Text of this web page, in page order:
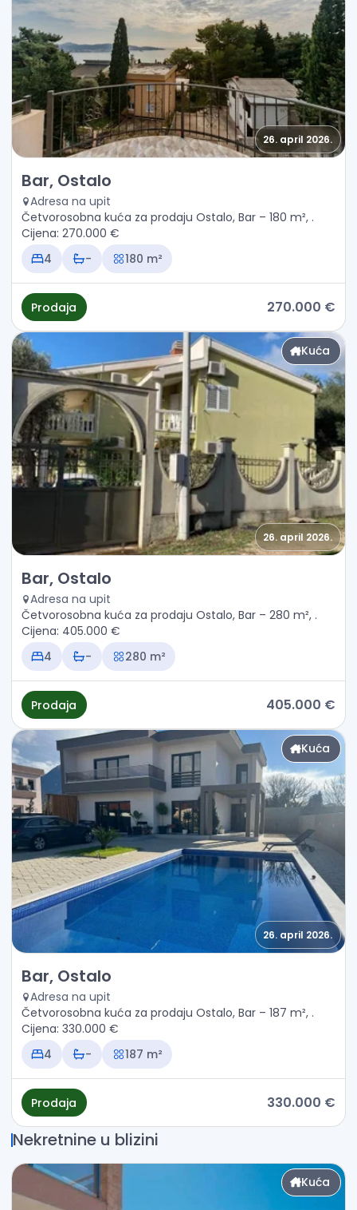
26. april 2026.
Prodaja - Kuća Bar, Ostalo
Bar, Ostalo
Adresa na upit
Četvorosobna kuća za prodaju Ostalo, Bar – 180 m², .
Cijena: 270.000 €
4
- 180 m²
Prodaja 270.000 €
Kuća
26. april 2026.
Prodaja - Kuća Bar, Ostalo
Bar, Ostalo
Adresa na upit
Četvorosobna kuća za prodaju Ostalo, Bar – 280 m², .
Cijena: 405.000 €
4
- 280 m²
Prodaja 405.000 €
Kuća
26. april 2026.
Prodaja - Kuća Bar, Ostalo
Bar, Ostalo
Adresa na upit
Četvorosobna kuća za prodaju Ostalo, Bar – 187 m², .
Cijena: 330.000 €
4
- 187 m²
Prodaja 330.000 €
Nekretnine u blizini
Kuća